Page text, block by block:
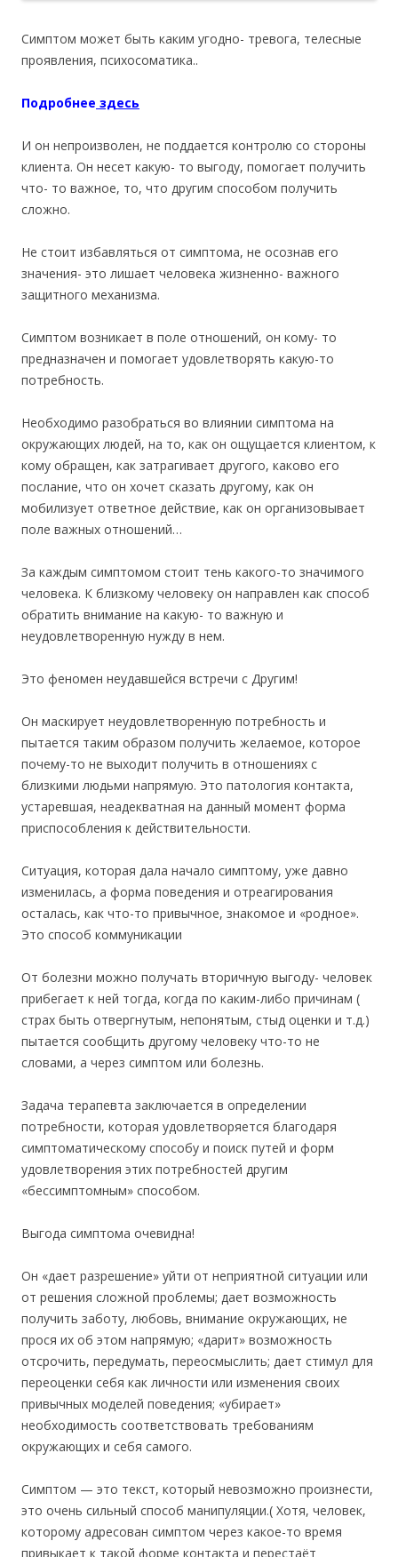
Симптом может быть каким угодно- тревога, телесные
проявления, психосоматика..
Подробнее здесь
И он непроизволен, не поддается контролю со стороны
клиента. Он несет какую- то выгоду, помогает получить
что- то важное, то, что другим способом получить
сложно.
Не стоит избавляться от симптома, не осознав его
значения- это лишает человека жизненно- важного
защитного механизма.
Симптом возникает в поле отношений, он кому- то
предназначен и помогает удовлетворять какую-то
потребность.
Необходимо разобраться во влиянии симптома на
окружающих людей, на то, как он ощущается клиентом, к
кому обращен, как затрагивает другого, каково его
послание, что он хочет сказать другому, как он
мобилизует ответное действие, как он организовывает
поле важных отношений…
За каждым симптомом стоит тень какого-то значимого
человека. К близкому человеку он направлен как способ
обратить внимание на какую- то важную и
неудовлетворенную нужду в нем.
Это феномен неудавшейся встречи с Другим!
Он маскирует неудовлетворенную потребность и
пытается таким образом получить желаемое, которое
почему-то не выходит получить в отношениях с
близкими людьми напрямую. Это патология контакта,
устаревшая, неадекватная на данный момент форма
приспособления к действительности.
Ситуация, которая дала начало симптому, уже давно
изменилась, а форма поведения и отреагирования
осталась, как что-то привычное, знакомое и «родное».
Это способ коммуникации
От болезни можно получать вторичную выгоду- человек
прибегает к ней тогда, когда по каким-либо причинам (
страх быть отвергнутым, непонятым, стыд оценки и т.д.)
пытается сообщить другому человеку что-то не
словами, а через симптом или болезнь.
Задача терапевта заключается в определении
потребности, которая удовлетворяется благодаря
симптоматическому способу и поиск путей и форм
удовлетворения этих потребностей другим
«бессимптомным» способом.
Выгода симптома очевидна!
Он «дает разрешение» уйти от неприятной ситуации или
от решения сложной проблемы; дает возможность
получить заботу, любовь, внимание окружающих, не
прося их об этом напрямую; «дарит» возможность
отсрочить, передумать, переосмыслить; дает стимул для
переоценки себя как личности или изменения своих
привычных моделей поведения; «убирает»
необходимость соответствовать требованиям
окружающих и себя самого.
Симптом — это текст, который невозможно произнести,
это очень сильный способ манипуляции.( Хотя, человек,
которому адресован симптом через какое-то время
привыкает к такой форме контакта и перестаёт